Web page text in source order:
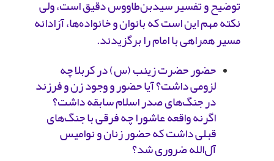
توضیح و تفسیر سیدبن‌طاووس دقیق است، ولی
نکته مهم این است که بانوان و خانواده‌ها، آزادانه
مسیر همراهی با امام را برگزیدند.
حضور حضرت زینب (س) در کربلا چه
لزومی داشت؟ آیا حضور و وجود زن و فرزند
در جنگ‌های صدر اسلام سابقه داشت؟
اگرنه واقعه عاشورا چه فرقی با جنگ‌های
قبلی داشت که حضور زنان و نوامیس
آل‌الله ضروری شد؟